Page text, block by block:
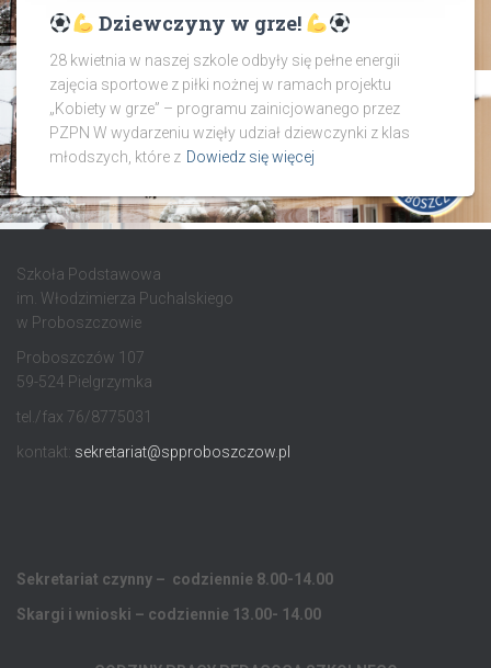
Dziewczyny w grze!
28 kwietnia w naszej szkole odbyły się pełne energii
zajęcia sportowe z piłki nożnej w ramach projektu
„Kobiety w grze” – programu zainicjowanego przez
PZPN W wydarzeniu wzięły udział dziewczynki z klas
młodszych, które z Dowiedz się więcej
Szkoła Podstawowa
im. Włodzimierza Puchalskiego
w Proboszczowie
Proboszczów 107
59-524 Pielgrzymka
tel./fax 76/8775031
kontakt: sekretariat@spproboszczow.pl
Sekretariat czynny – codziennie 8.00-14.00
Skargi i wnioski – codziennie 13.00- 14.00